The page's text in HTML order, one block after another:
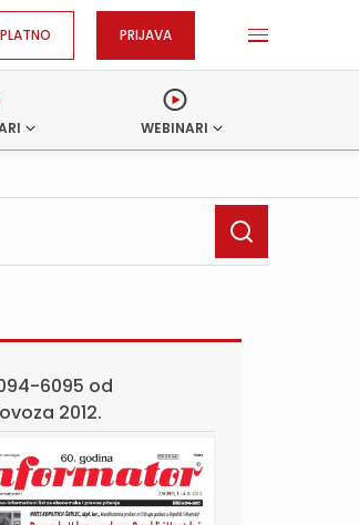
PRIJAVA
WEBINARI
6095 od
2012.